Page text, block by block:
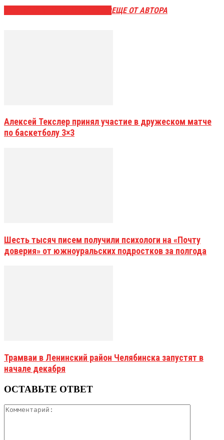
ЕЩЕ ОТ АВТОРА
Алексей Текслер принял участие в дружеском матче
по баскетболу 3×3
Шесть тысяч писем получили психологи на «Почту
доверия» от южноуральских подростков за полгода
Трамваи в Ленинский район Челябинска запустят в
начале декабря
ОСТАВЬТЕ ОТВЕТ